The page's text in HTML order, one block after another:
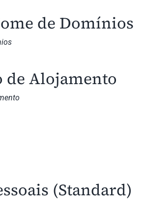
de Domínios
de Alojamento
(Standard)